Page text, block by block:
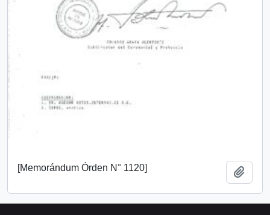
[Memorándum Órden N° 1120]